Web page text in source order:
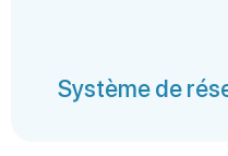
Système de